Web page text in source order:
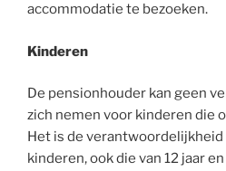
accommodatie te bezoeken.
Kinderen
De pensionhouder kan geen
zich nemen voor kinderen die
Het is de verantwoordelijkheid
kinderen, ook die van 12 jaar